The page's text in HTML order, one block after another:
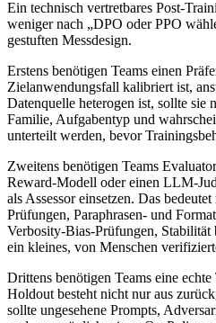
Ein technisch vertretbares Post-
weniger nach „DPO oder PPO
gestuften Messdesign.
Erstens benötigen Teams einen
Zielanwendungsfall kalibriert ist,
Datenquelle heterogen ist, sollte sie
Familie, Aufgabentyp und
unterteilt werden, bevor
Zweitens benötigen Teams
Reward-Modell oder einen LLM-
als Assessor einsetzen. Das
Prüfungen, Paraphrasen- und
Verbosity-Bias-Prüfungen,
ein kleines, von Menschen
Drittens benötigen Teams eine
Holdout besteht nicht nur aus
sollte ungesehene Prompts,